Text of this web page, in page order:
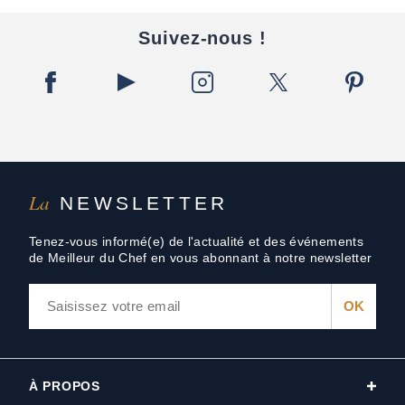
La NEWSLETTER
Tenez-vous informé(e) de l'actualité et des événements
de Meilleur du Chef en vous abonnant à notre newsletter
Suivez-nous !
À PROPOS